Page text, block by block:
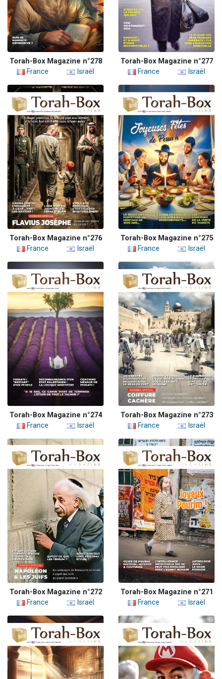
Torah-Box Magazine n°278
France
Israël
Torah-Box Magazine n°277
France
Israël
Torah-Box Magazine n°276
France
Israël
Torah-Box Magazine n°275
France
Israël
Torah-Box Magazine n°274
France
Israël
Torah-Box Magazine n°273
France
Israël
Torah-Box Magazine n°272
France
Israël
Torah-Box Magazine n°271
France
Israël